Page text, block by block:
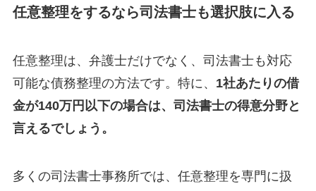
任意整理をするなら司法書士も選択肢に入る
任意整理は、弁護士だけでなく、司法書士も対応
可能な債務整理の方法です。特に、 1社あたりの借
金が140万円以下の場合は、司法書士の得意分野と
言えるでしょう。
多くの司法書士事務所では、任意整理を専門に扱